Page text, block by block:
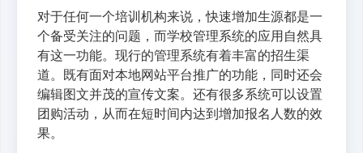
对于任何一个培训机构来说，快速增加生源都是一
个备受关注的问题，而学校管理系统的应用自然具
有这一功能。现行的管理系统有着丰富的招生渠
道。既有面对本地网站平台推广的功能，同时还会
编辑图文并茂的宣传文案。还有很多系统可以设置
团购活动，从而在短时间内达到增加报名人数的效
果。